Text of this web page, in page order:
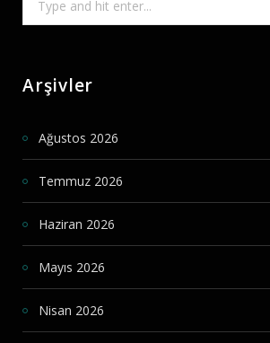
Arşivler
Ağustos 2026
Temmuz 2026
Haziran 2026
Mayıs 2026
Nisan 2026